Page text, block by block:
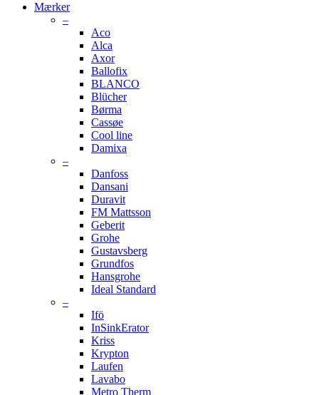
Mærker
–
Aco
Alca
Axor
Ballofix
BLANCO
Blücher
Børma
Cassøe
Cool line
Damixa
–
Danfoss
Dansani
Duravit
FM Mattsson
Geberit
Grohe
Gustavsberg
Grundfos
Hansgrohe
Ideal Standard
–
Ifö
InSinkErator
Kriss
Krypton
Laufen
Lavabo
Metro Therm